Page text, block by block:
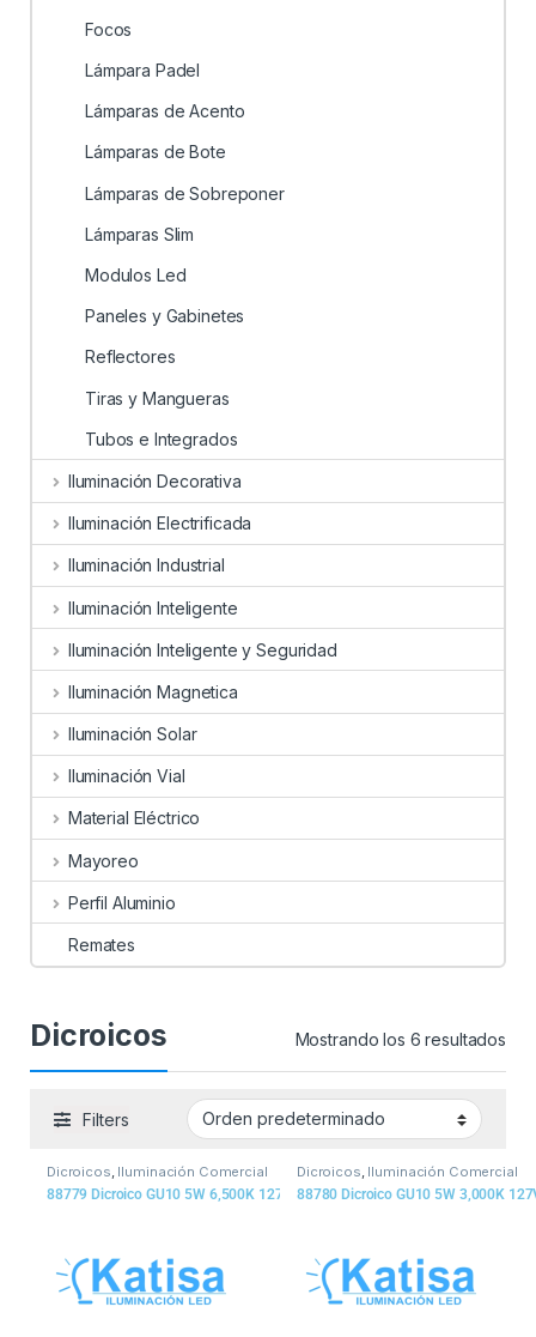
Focos
Lámpara Padel
Lámparas de Acento
Lámparas de Bote
Lámparas de Sobreponer
Lámparas Slim
Modulos Led
Paneles y Gabinetes
Reflectores
Tiras y Mangueras
Tubos e Integrados
Iluminación Decorativa
Iluminación Electrificada
Iluminación Industrial
Iluminación Inteligente
Iluminación Inteligente y Seguridad
Iluminación Magnetica
Iluminación Solar
Iluminación Vial
Material Eléctrico
Mayoreo
Perfil Aluminio
Remates
Dicroicos Mostrando los 6 resultados
Filters
Dicroicos, Iluminación Comercial
88779 Dicroico GU10 5W 6,500K 127V 400LM
Dicroicos, Iluminación Comercial
88780 Dicroico GU10 5W 3,000K